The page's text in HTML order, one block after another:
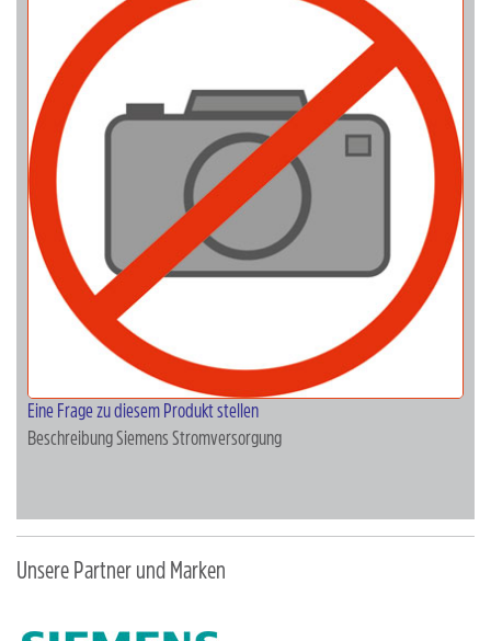
Eine Frage zu diesem Produkt stellen
BeschreibungSiemens Stromversorgung
Unsere Partner und Marken